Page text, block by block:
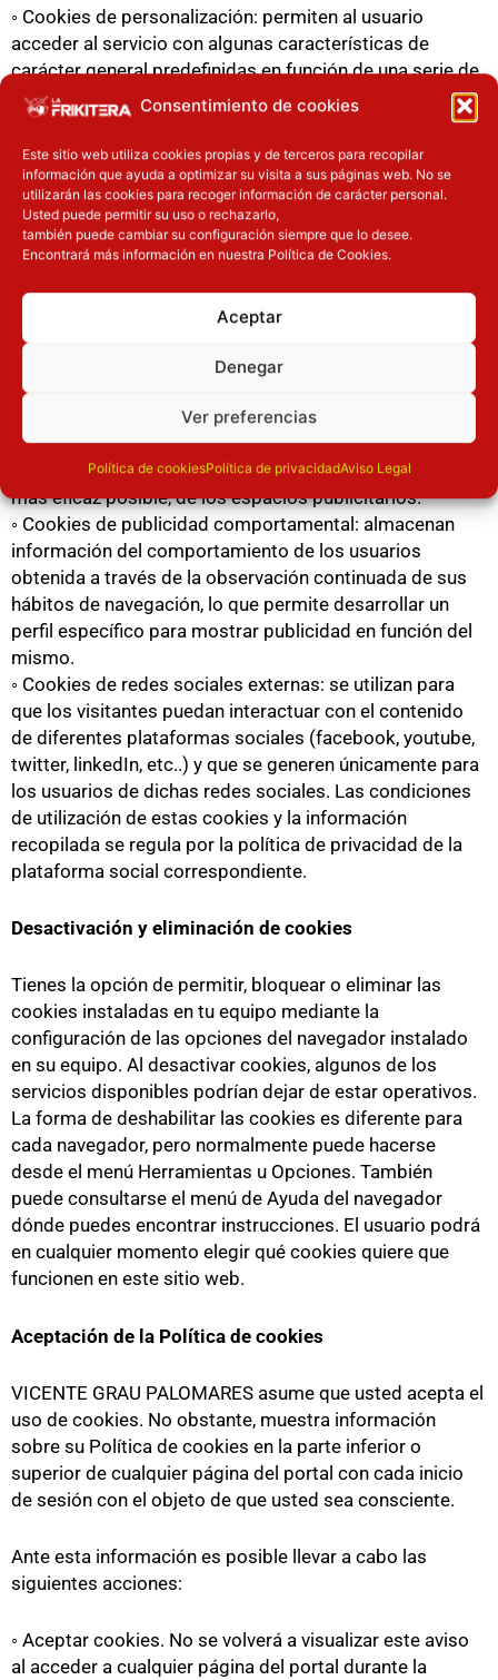
Consentimiento de cookies
Este sitio web utiliza cookies propias y de terceros para recopilar
información que ayuda a optimizar su visita a sus páginas web. No se
utilizarán las cookies para recoger información de carácter personal.
Usted puede permitir su uso o rechazarlo,
también puede cambiar su configuración siempre que lo desee.
Encontrará más información en nuestra Política de Cookies.
Aceptar
Denegar
Ver preferencias
Política de cookiesPolítica de privacidadAviso Legal
◦ Cookies de personalización: permiten al usuario
acceder al servicio con algunas características de
carácter general predefinidas en función de una serie de
criterios en el terminal del usuario como por ejemplo
serian el idioma, el tipo de navegador a través del cual
accede al servicio, la configuración regional desde
donde accede al servicio, etc.
◦ Cookies de análisis: permiten al responsable de las
mismas, el seguimiento y análisis del comportamiento
de los usuarios de los sitios web a los que están
de cookies se utiliza en la medición de la actividad de
los sitios web, aplicación o plataforma y para la
elaboración de perfiles de navegación de los usuarios de
dichos sitios, aplicaciones y plataformas, con el fin de
introducir mejoras en función del análisis de los datos
de uso que hacen los usuarios del servicio.
◦ Cookies publicitarias: permiten la gestión, de la forma
más eficaz posible, de los espacios publicitarios.
◦ Cookies de publicidad comportamental: almacenan
información del comportamiento de los usuarios
obtenida a través de la observación continuada de sus
hábitos de navegación, lo que permite desarrollar un
perfil específico para mostrar publicidad en función del
mismo.
◦ Cookies de redes sociales externas: se utilizan para
que los visitantes puedan interactuar con el contenido
de diferentes plataformas sociales (facebook, youtube,
twitter, linkedIn, etc..) y que se generen únicamente para
los usuarios de dichas redes sociales. Las condiciones
de utilización de estas cookies y la información
recopilada se regula por la política de privacidad de la
plataforma social correspondiente.
Desactivación y eliminación de cookies
Tienes la opción de permitir, bloquear o eliminar las
cookies instaladas en tu equipo mediante la
configuración de las opciones del navegador instalado
en su equipo. Al desactivar cookies, algunos de los
servicios disponibles podrían dejar de estar operativos.
La forma de deshabilitar las cookies es diferente para
cada navegador, pero normalmente puede hacerse
desde el menú Herramientas u Opciones. También
puede consultarse el menú de Ayuda del navegador
dónde puedes encontrar instrucciones. El usuario podrá
en cualquier momento elegir qué cookies quiere que
funcionen en este sitio web.
Aceptación de la Política de cookies
VICENTE GRAU PALOMARES asume que usted acepta el
uso de cookies. No obstante, muestra información
sobre su Política de cookies en la parte inferior o
superior de cualquier página del portal con cada inicio
de sesión con el objeto de que usted sea consciente.
Ante esta información es posible llevar a cabo las
siguientes acciones:
◦ Aceptar cookies. No se volverá a visualizar este aviso
al acceder a cualquier página del portal durante la